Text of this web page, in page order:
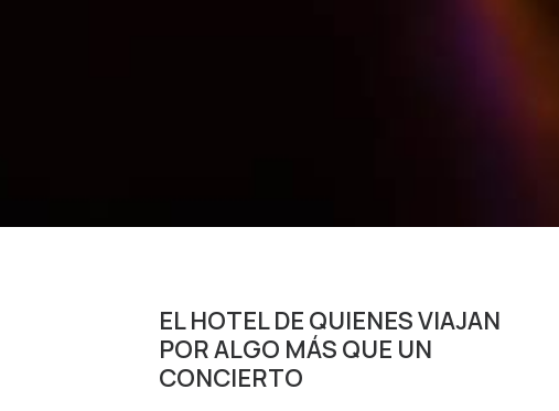
EL HOTEL DE QUIENES VIAJAN
POR ALGO MÁS QUE UN
CONCIERTO